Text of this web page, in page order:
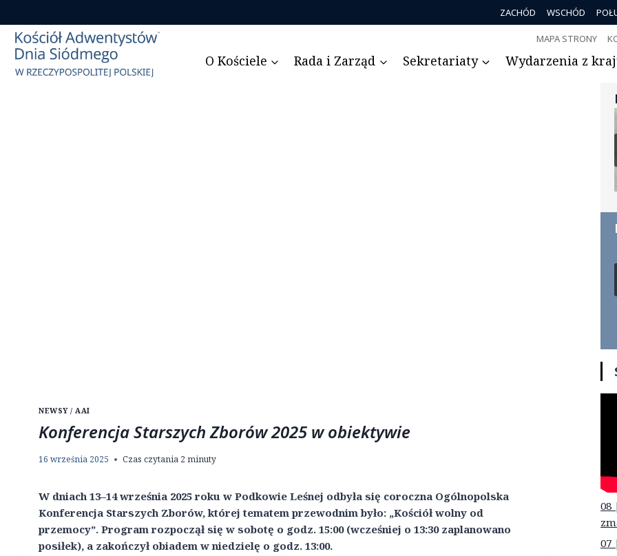
do
treści
ZACHÓD WSCHÓD
MAPA STRONY
O Kościele Rada i Zarząd Sekretariaty Wydarzenia z
NEWSY / AAI
Konferencja Starszych Zborów 2025 w obiektywie
16 września 2025 Czas czytania 2 minuty
W dniach 13–14 września 2025 roku w Podkowie Leśnej odbyła się coroczna Ogólnopolska
Konferencja Starszych Zborów, której tematem przewodnim było: „Kościół wolny od
przemocy”. Program rozpoczął się w sobotę o godz. 15:00 (wcześniej o 13:30 zaplanowano
posiłek), a zakończył obiadem w niedzielę o godz. 13:00.
08
07